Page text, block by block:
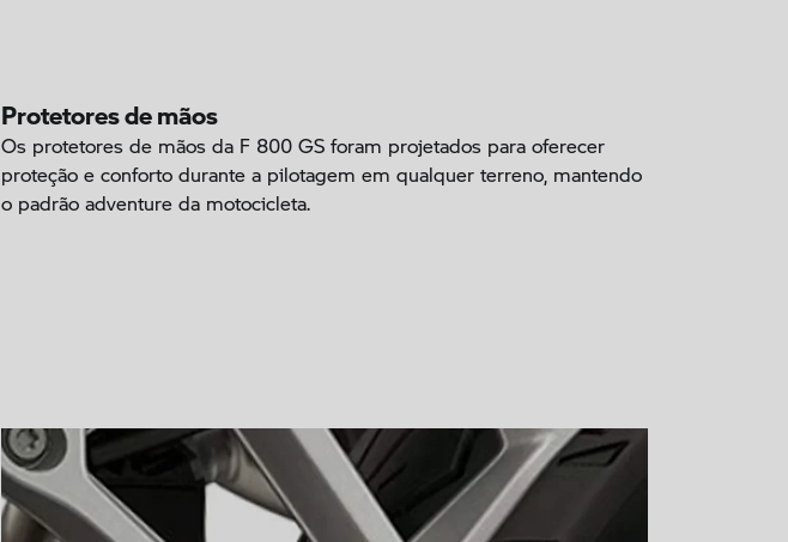
Protetores de mãos
Os protetores de mãos da F 800 GS foram projetados para oferecer
proteção e conforto durante a pilotagem em qualquer terreno, mantendo
o padrão adventure da motocicleta.